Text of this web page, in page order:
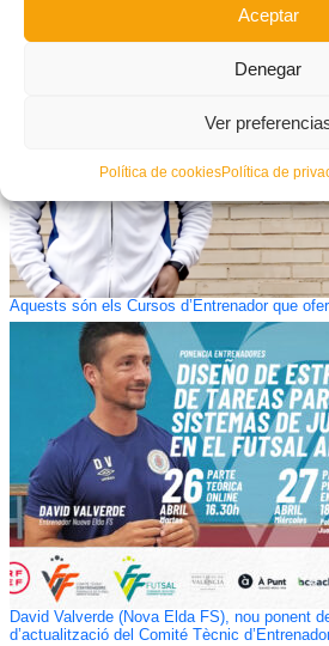
Aceptar
Denegar
Ver
Política de cookiesPolítica de
Aquests són els Cursos d’Entrenador que
David Valverde (Nova Elda FS), nou ponent
d’actualització del Comité Tècnic